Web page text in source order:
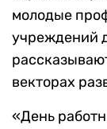
молодые
учреждений
векторах
«День